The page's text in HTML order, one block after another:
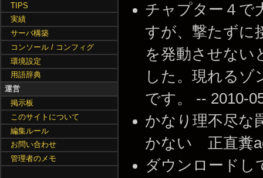
チャプター４で
すが、撃たずに
を発動させない
した。現れるゾ
です。 -- 2010-
かなり理不尽な
かない 正直糞
ダウンロードし
TIPS
実績
サーバ構築
コンソール / コンフィグ
環境設定
用語辞典
運営
掲示板
このサイトについて
編集ルール
お問い合わせ
管理者のメモ